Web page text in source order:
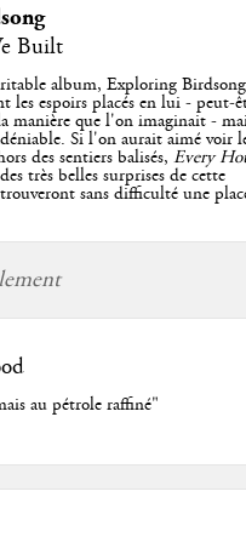
Built
album, Exploring Birdsong
les espoirs placés en lui - peut-
manière que l'on imaginait -
Si l'on aurait aimé voir
des sentiers balisés, Every
très belles surprises de cette
sans difficulté une
au pétrole raffiné"